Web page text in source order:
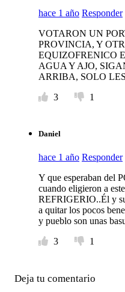
hace 1 año Responder
VOTARON UN
PROVINCIA, Y
EQUIZOFRENICO
AGUA Y AJO,
ARRIBA, SOLO
3
1
Daniel
hace 1 año Responder
Y que esperaban del
cuando eligieron a
REFRIGERIO..Él y
a quitar los pocos
y pueblo son unas
3
1
Deja tu comentario